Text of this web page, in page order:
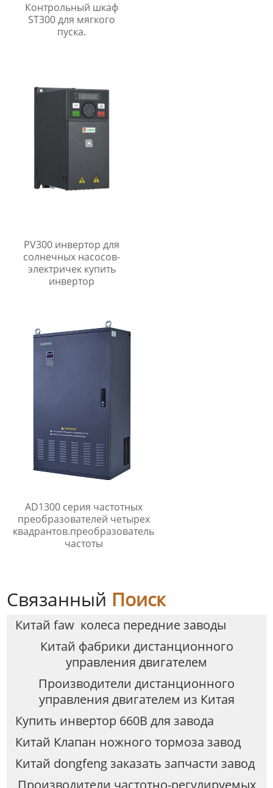
Контрольный шкаф
ST300 для мягкого
пуска.
PV300 инвертор для
солнечных насосов-
электричек купить
инвертор
AD1300 серия частотных
преобразователей четырех
квадрантов.преобразователь
частоты
Связанный Поиск
Китай faw колеса передние заводы
Китай фабрики дистанционного
управления двигателем
Производители дистанционного
управления двигателем из Китая
Купить инвертор 660В для завода
Китай Клапан ножного тормоза завод
Китай dongfeng заказать запчасти завод
Производители частотно-регулируемых